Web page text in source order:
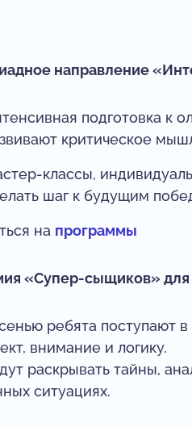
направление
подготовка к
критическое
классы,
шаг к будущим
на программы
«Супер-сыщиков» для
ребята поступают
внимание и логику.
раскрывать тайны,
ситуациях.